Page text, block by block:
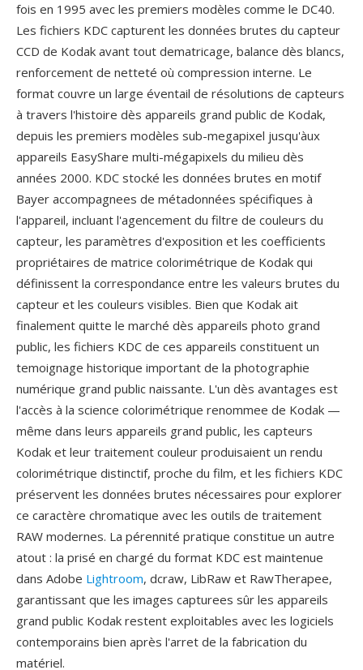
fois en 1995 avec les premiers modèles comme le DC40.
Les fichiers KDC capturent les données brutes du capteur
CCD de Kodak avant tout dematricage, balance dès blancs,
renforcement de netteté où compression interne. Le
format couvre un large éventail de résolutions de capteurs
à travers l'histoire dès appareils grand public de Kodak,
depuis les premiers modèles sub-megapixel jusqu'àux
appareils EasyShare multi-mégapixels du milieu dès
années 2000. KDC stocké les données brutes en motif
Bayer accompagnees de métadonnées spécifiques à
l'appareil, incluant l'agencement du filtre de couleurs du
capteur, les paramètres d'exposition et les coefficients
propriétaires de matrice colorimétrique de Kodak qui
définissent la correspondance entre les valeurs brutes du
capteur et les couleurs visibles. Bien que Kodak ait
finalement quitte le marché dès appareils photo grand
public, les fichiers KDC de ces appareils constituent un
temoignage historique important de la photographie
numérique grand public naissante. L'un dès avantages est
l'accès à la science colorimétrique renommee de Kodak —
même dans leurs appareils grand public, les capteurs
Kodak et leur traitement couleur produisaient un rendu
colorimétrique distinctif, proche du film, et les fichiers KDC
préservent les données brutes nécessaires pour explorer
ce caractère chromatique avec les outils de traitement
RAW modernes. La pérennité pratique constitue un autre
atout : la prisé en chargé du format KDC est maintenue
dans Adobe Lightroom, dcraw, LibRaw et RawTherapee,
garantissant que les images capturees sûr les appareils
grand public Kodak restent exploitables avec les logiciels
contemporains bien après l'arret de la fabrication du
matériel.